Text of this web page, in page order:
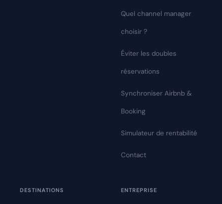
Quel channel manager
choisir ?
Éviter les doubles
réservations
Synchroniser Airbnb &
Booking
Simulateur de rentabilité
Contact
DESTINATIONS ENTREPRISE